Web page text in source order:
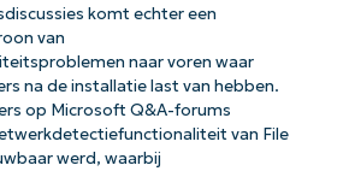
komt echter een
van
naar voren waar
na de installatie last van hebben.
op Microsoft Q&A-forums
van File
werd, waarbij